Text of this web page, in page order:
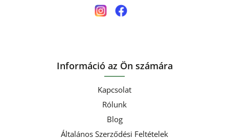
Információ az Ön számára
Kapcsolat
Rólunk
Blog
Általános Szerződési Feltételek